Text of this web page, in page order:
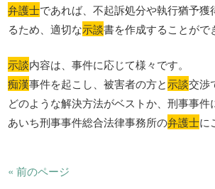
弁護士であれば、不起訴処分や執行猶予獲
るため、適切な示談書を作成することがで
示談内容は、事件に応じて様々です。
痴漢事件を起こし、被害者の方と示談交渉
どのような解決方法がベストか、刑事事件
あいち刑事事件総合法律事務所の弁護士に
« 前のページ